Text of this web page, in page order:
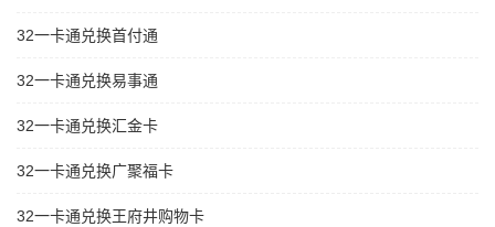
32一卡通兑换首付通
32一卡通兑换易事通
32一卡通兑换汇金卡
32一卡通兑换广聚福卡
32一卡通兑换王府井购物卡